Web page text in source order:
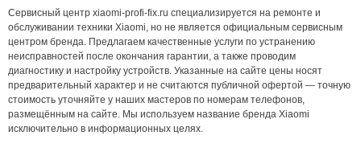
Сервисный центр xiaomi-profi-fix.ru специализируется на ремонте и
обслуживании техники Xiaomi, но не является официальным сервисным
центром бренда. Предлагаем качественные услуги по устранению
неисправностей после окончания гарантии, а также проводим
диагностику и настройку устройств. Указанные на сайте цены носят
предварительный характер и не считаются публичной офертой — точную
стоимость уточняйте у наших мастеров по номерам телефонов,
размещённым на сайте. Мы используем название бренда Xiaomi
исключительно в информационных целях.